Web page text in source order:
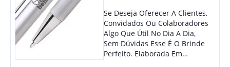
Se Deseja Oferecer A Clientes,
Convidados Ou Colaboradores
Algo Que Útil No Dia A Dia,
Sem Dúvidas Esse É O Brinde
Perfeito. Elaborada Em